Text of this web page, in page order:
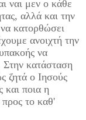
ναι μεν ο κάθε
αλλά και την
κατορθώσει
ανοιχτή την
να
κατάσταση
ζητά ο Ιησούς
και ποια η
προς το καθ'